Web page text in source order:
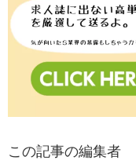
この記事の編集者